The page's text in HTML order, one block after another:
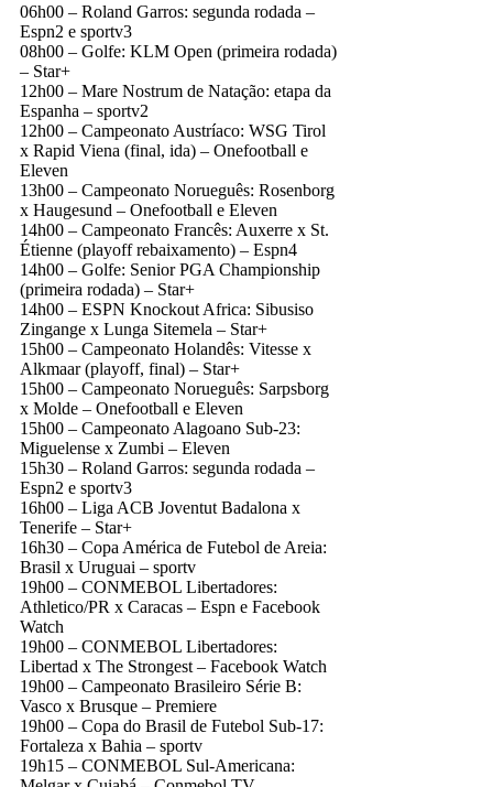
06h00 – Roland Garros: segunda rodada –
Espn2 e sportv3
08h00 – Golfe: KLM Open (primeira rodada)
– Star+
12h00 – Mare Nostrum de Natação: etapa da
Espanha – sportv2
12h00 – Campeonato Austríaco: WSG Tirol
x Rapid Viena (final, ida) – Onefootball e
Eleven
13h00 – Campeonato Norueguês: Rosenborg
x Haugesund – Onefootball e Eleven
14h00 – Campeonato Francês: Auxerre x St.
Étienne (playoff rebaixamento) – Espn4
14h00 – Golfe: Senior PGA Championship
(primeira rodada) – Star+
14h00 – ESPN Knockout Africa: Sibusiso
Zingange x Lunga Sitemela – Star+
15h00 – Campeonato Holandês: Vitesse x
Alkmaar (playoff, final) – Star+
15h00 – Campeonato Norueguês: Sarpsborg
x Molde – Onefootball e Eleven
15h00 – Campeonato Alagoano Sub-23:
Miguelense x Zumbi – Eleven
15h30 – Roland Garros: segunda rodada –
Espn2 e sportv3
16h00 – Liga ACB Joventut Badalona x
Tenerife – Star+
16h30 – Copa América de Futebol de Areia:
Brasil x Uruguai – sportv
19h00 – CONMEBOL Libertadores:
Athletico/PR x Caracas – Espn e Facebook
Watch
19h00 – CONMEBOL Libertadores:
Libertad x The Strongest – Facebook Watch
19h00 – Campeonato Brasileiro Série B:
Vasco x Brusque – Premiere
19h00 – Copa do Brasil de Futebol Sub-17:
Fortaleza x Bahia – sportv
19h15 – CONMEBOL Sul-Americana: